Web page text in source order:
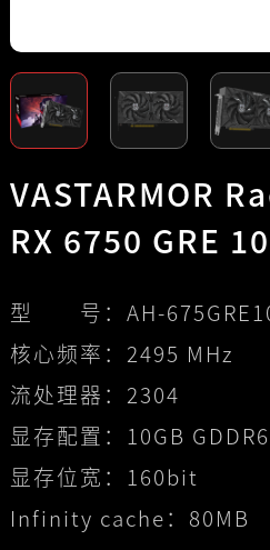
VASTARMOR
RX 6750 GRE
型 号： AH-
核心频率： 2495 MHz
流处理器： 2304
显存配置： 10GB GDDR6
显存位宽： 160bit
Infinity cache： 80MB